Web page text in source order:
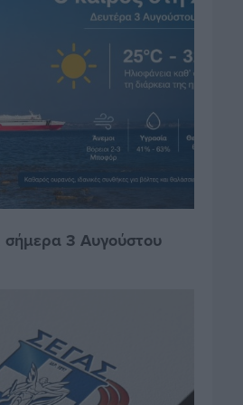
σήμερα 3 Αυγούστου